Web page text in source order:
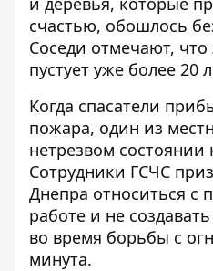
счастью, обошлось
Соседи отмечают, что
пустует уже более 20
Когда спасатели
пожара, один из
нетрезвом
Сотрудники ГСЧС
Днепра относиться с
работе и не
во время борьбы с
минута.